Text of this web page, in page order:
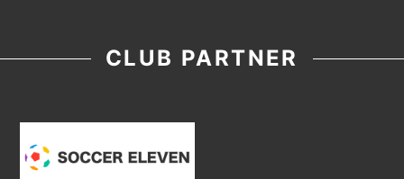
CLUB PARTNER